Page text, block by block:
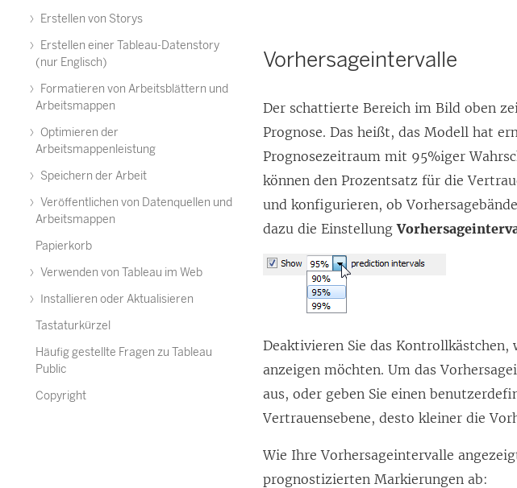
Erstellen von Storys
Erstellen einer Tableau-Datenstory
(nur Englisch)
Formatieren von Arbeitsblättern und
Arbeitsmappen
Optimieren der
Arbeitsmappenleistung
Speichern der Arbeit
Veröffentlichen von Datenquellen und
Arbeitsmappen
Papierkorb
Verwenden von Tableau im Web
Installieren oder Aktualisieren
Tastaturkürzel
Häufig gestellte Fragen zu Tableau
Public
Copyright
Vorhersageintervalle
Der schattierte Bereich im Bild oben
Prognose. Das heißt, das Modell hat
Prognosezeitraum mit 95%iger
können den Prozentsatz für die
und konfigurieren, ob
dazu die Einstellung
Deaktivieren Sie das Kontrollkästchen,
anzeigen möchten. Um das
aus, oder geben Sie einen
Vertrauensebene, desto kleiner die
Wie Ihre Vorhersageintervalle
prognostizierten Markierungen ab: